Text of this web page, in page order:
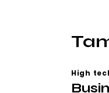
High